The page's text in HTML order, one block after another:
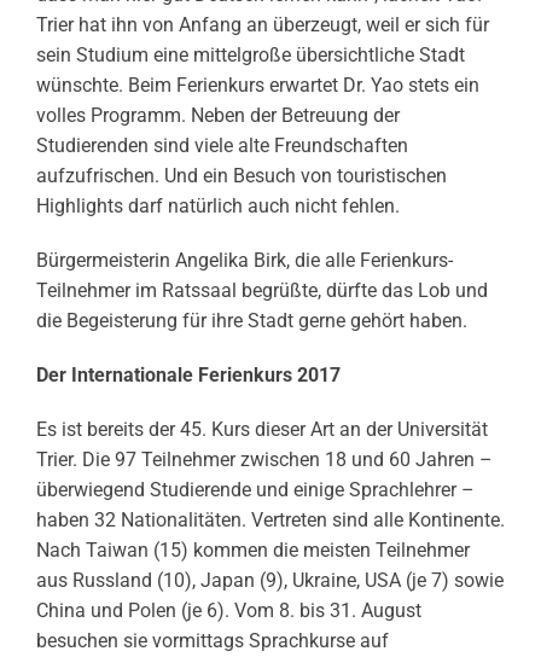
Trier hat ihn von Anfang an überzeugt, weil er sich für
sein Studium eine mittelgroße übersichtliche Stadt
wünschte. Beim Ferienkurs erwartet Dr. Yao stets ein
volles Programm. Neben der Betreuung der
Studierenden sind viele alte Freundschaften
aufzufrischen. Und ein Besuch von touristischen
Highlights darf natürlich auch nicht fehlen.
Bürgermeisterin Angelika Birk, die alle Ferienkurs-
Teilnehmer im Ratssaal begrüßte, dürfte das Lob und
die Begeisterung für ihre Stadt gerne gehört haben.
Der Internationale Ferienkurs 2017
Es ist bereits der 45. Kurs dieser Art an der Universität
Trier. Die 97 Teilnehmer zwischen 18 und 60 Jahren –
überwiegend Studierende und einige Sprachlehrer –
haben 32 Nationalitäten. Vertreten sind alle Kontinente.
Nach Taiwan (15) kommen die meisten Teilnehmer
aus Russland (10), Japan (9), Ukraine, USA (je 7) sowie
China und Polen (je 6). Vom 8. bis 31. August
besuchen sie vormittags Sprachkurse auf